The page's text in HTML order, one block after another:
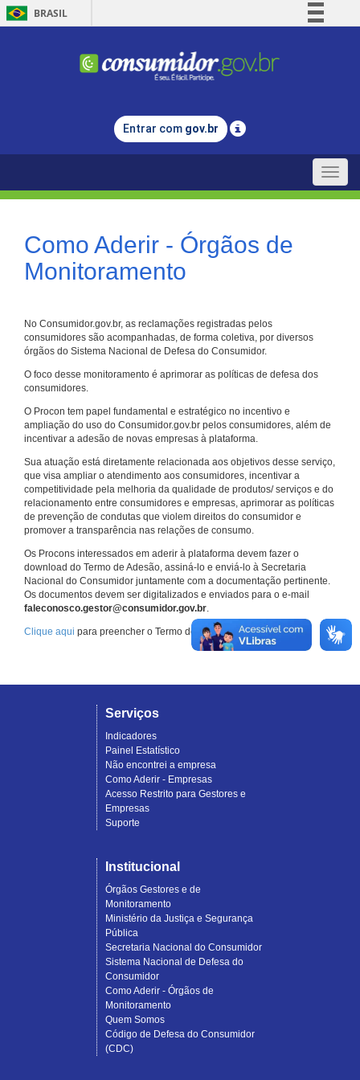
BRASIL
Comunica BR
Legislação
Entrar com gov.br
Toggle
Como Aderir - Órgãos de
Monitoramento
No Consumidor.gov.br, as reclamações registradas pelos
consumidores são acompanhadas, de forma coletiva, por diversos
órgãos do Sistema Nacional de Defesa do Consumidor.
O foco desse monitoramento é aprimorar as políticas de defesa dos
consumidores.
O Procon tem papel fundamental e estratégico no incentivo e
ampliação do uso do Consumidor.gov.br pelos consumidores, além de
incentivar a adesão de novas empresas à plataforma.
Sua atuação está diretamente relacionada aos objetivos desse serviço,
que visa ampliar o atendimento aos consumidores, incentivar a
competitividade pela melhoria da qualidade de produtos/ serviços e do
relacionamento entre consumidores e empresas, aprimorar as políticas
de prevenção de condutas que violem direitos do consumidor e
promover a transparência nas relações de consumo.
Os Procons interessados em aderir à plataforma devem fazer o
download do Termo de Adesão, assiná-lo e enviá-lo à Secretaria
Nacional do Consumidor juntamente com a documentação pertinente.
Os documentos devem ser digitalizados e enviados para o e-mail
faleconosco.gestor@consumidor.gov.br.
Clique aqui para preencher o Termo de Adesão.
Serviços
Indicadores
Painel Estatístico
Não encontrei a empresa
Como Aderir - Empresas
Acesso Restrito para Gestores e
Empresas
Suporte
Institucional
Órgãos Gestores e de
Monitoramento
Ministério da Justiça e Segurança
Pública
Secretaria Nacional do Consumidor
Sistema Nacional de Defesa do
Consumidor
Como Aderir - Órgãos de
Monitoramento
Quem Somos
Código de Defesa do Consumidor
(CDC)